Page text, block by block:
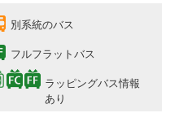
別系統のバス
フルフラットバス
ラッピングバス情報
あり